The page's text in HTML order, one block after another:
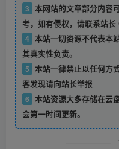
3 本网站的文章部分内容
考，如有侵权，请联系站长
4 本站一切资源不代表本
其真实性负责。
5 本站一律禁止以任何方
客发现请向站长举报
6 本站资源大多存储在云
会第一时间更新。